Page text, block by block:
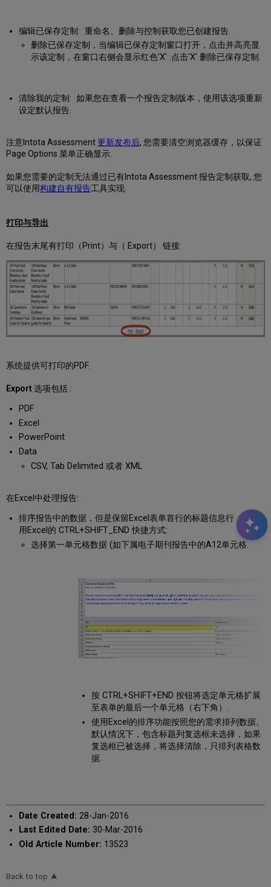
编辑已保存定制: 重命名、删除与控制获取您已创建报告.
删除已保存定制，当编辑已保存定制窗口打开，点击并高亮显
示该定制，在窗口右侧会显示红色'X' .点击'X' 删除已保存定制.
清除我的定制: 如果您在查看一个报告定制版本，使用该选项重新
设定默认报告.
注意Intota Assessment更新发布后, 您需要清空浏览器缓存，以保证
Page Options 菜单正确显示.
如果您需要的定制无法通过已有Intota Assessment 报告定制获取, 您
可以使用构建自有报告工具实现.
打印与导出
在报告末尾有打印（Print）与（ Export） 链接:
系统提供可打印的PDF.
Export选项包括 :
PDF
Excel
PowerPoint
Data
CSV, Tab Delimited 或者 XML
在Excel中处理报告:
排序报告中的数据，但是保留Excel表单首行的标题信息行，可使
用Excel的 CTRL+SHIFT_END 快捷方式:
选择第一单元格数据 (如下属电子期刊报告中的A12单元格.
按 CTRL+SHIFT+END 按钮将选定单元格扩展
至表单的最后一个单元格（右下角）.
使用Excel的排序功能按照您的需求排列数据。
默认情况下，包含标题列复选框未选择，如果
复选框已被选择，将选择清除，只排列表格数
据.
Date Created: 28-Jan-2016
Last Edited Date: 30-Mar-2016
Old Article Number: 13523
Back to top